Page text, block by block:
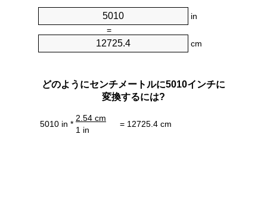
in
=
cm
どのようにセンチメートルに5010インチに
変換するには?
5010 in *
2.54 cm
= 12725.4 cm
1 in